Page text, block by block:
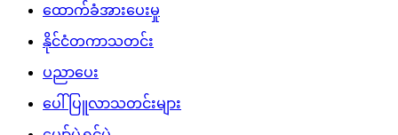
ထောက်ခံအားပေးမှု
နိုင်ငံတကာသတင်း
ပညာပေး
ပေါ်ပြူလာသတင်းများ